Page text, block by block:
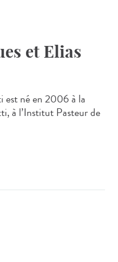
et Elias
est né en 2006 à la
à l’Institut Pasteur de